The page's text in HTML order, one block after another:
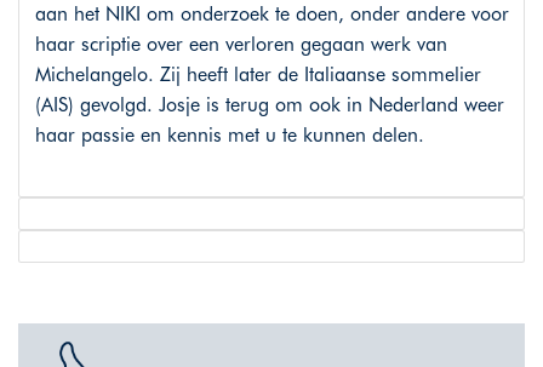
aan het NIKI om onderzoek te doen, onder andere voor
haar scriptie over een verloren gegaan werk van
Michelangelo. Zij heeft later de Italiaanse sommelier
(AIS) gevolgd. Josje is terug om ook in Nederland weer
haar passie en kennis met u te kunnen delen.